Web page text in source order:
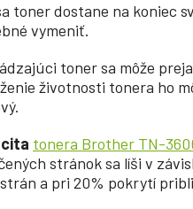
toner dostane na koniec
vymeniť.
toner sa môže
životnosti tonera ho
tonera Brother TN-
stránok sa líši v
a pri 20% pokrytí